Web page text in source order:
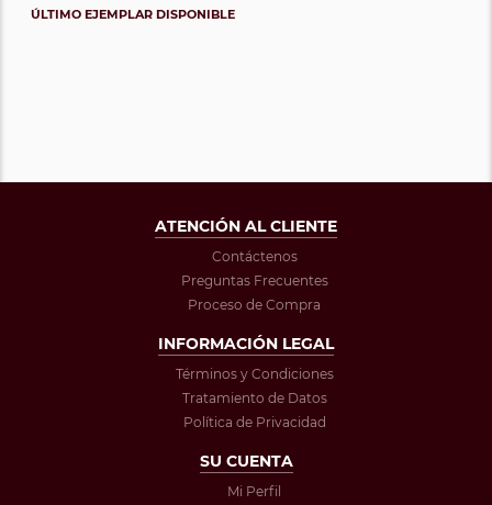
ÚLTIMO EJEMPLAR DISPONIBLE
ATENCIÓN AL CLIENTE
Contáctenos
Preguntas Frecuentes
Proceso de Compra
INFORMACIÓN LEGAL
Términos y Condiciones
Tratamiento de Datos
Política de Privacidad
SU CUENTA
Mi Perfil